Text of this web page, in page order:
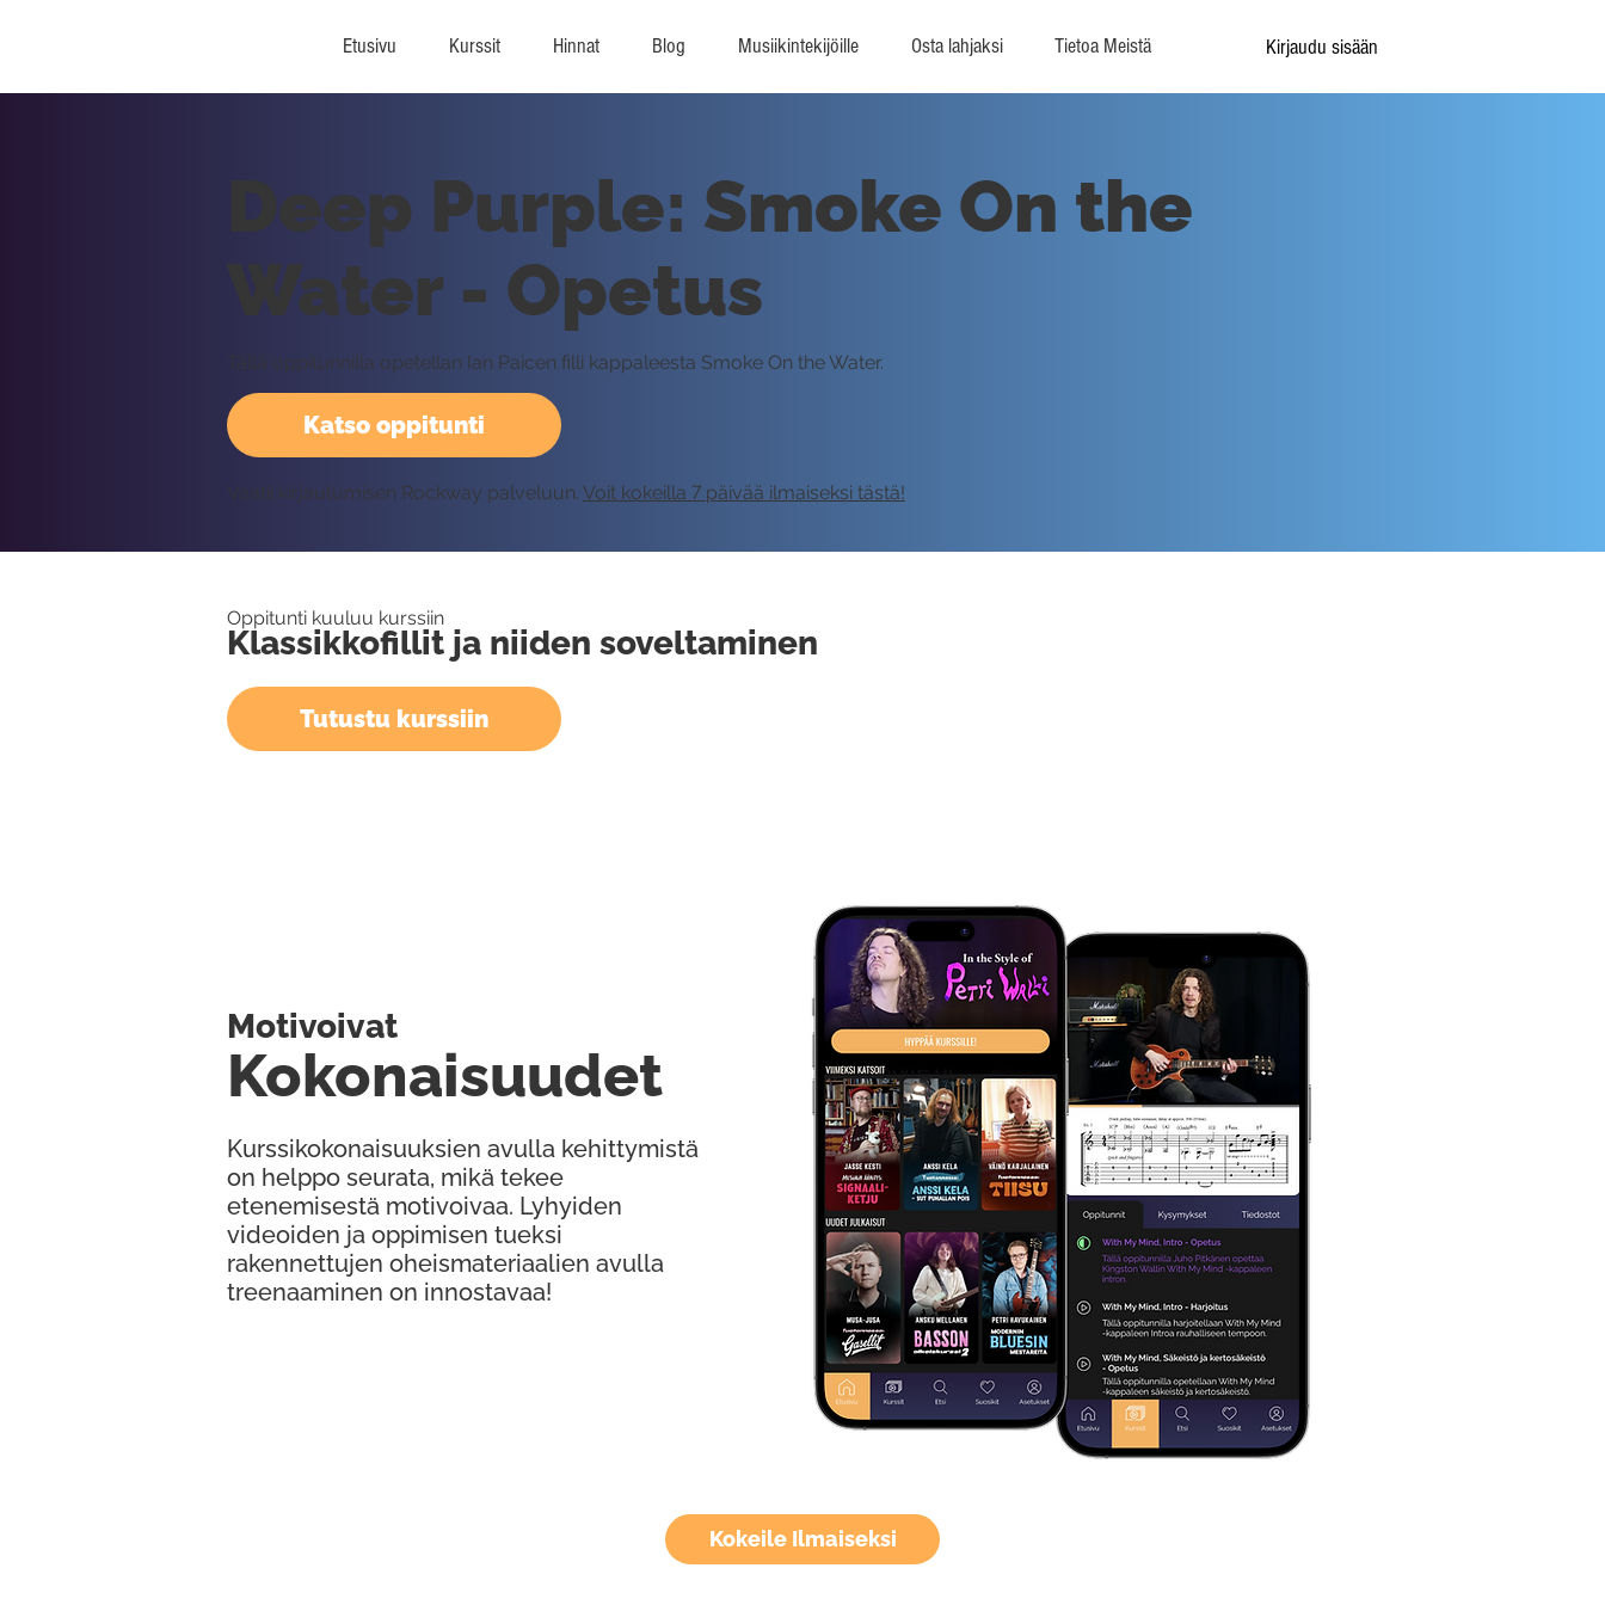
Etusivu Kurssit Hinnat Blog Musiikintekijöille Osta lahjaksi Tietoa Meistä Kirjaudu sisään
Kokeile Ilmaiseksi
Katso oppitunti
Deep Purple: Smoke On the
Water - Opetus
Tällä oppitunnilla opetellan Ian Paicen filli kappaleesta Smoke On the Water.
Vaatii kirjautumisen Rockway palveluun. Voit kokeilla 7 päivää ilmaiseksi tästä!
Oppitunti kuuluu kurssiin
Klassikkofillit ja niiden soveltaminen
Tutustu kurssiin
Kurssikokonaisuuksien avulla kehittymistä
on helppo seurata, mikä tekee
etenemisestä motivoivaa. Lyhyiden
videoiden ja oppimisen tueksi
rakennettujen oheismateriaalien avulla
treenaaminen on innostavaa!
Kokonaisuudet
Motivoivat